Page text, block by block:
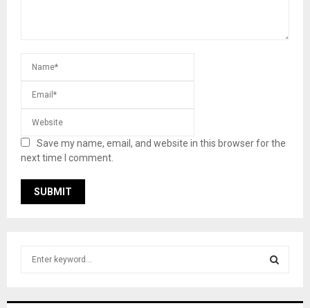
Save my name, email, and website in this browser for the
next time I comment.